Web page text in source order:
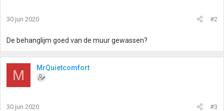
30 jun 2020 #2
De behanglijm goed van de muur gewassen?
M MrQuietcomfort
30 jun 2020 #3